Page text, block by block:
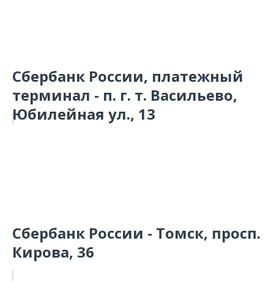
Сбербанк России, платежный
терминал - п. г. т. Васильево,
Юбилейная ул., 13
Сбербанк России - Томск, просп.
Кирова, 36